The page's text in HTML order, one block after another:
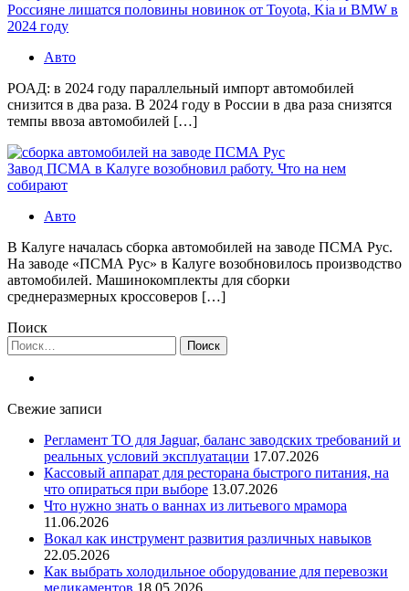
Россияне лишатся половины новинок от Toyota, Kia и BMW в
2024 году
Авто
РОАД: в 2024 году параллельный импорт автомобилей
снизится в два раза. В 2024 году в России в два раза снизятся
темпы ввоза автомобилей […]
Завод ПСМА в Калуге возобновил работу. Что на нем
собирают
Авто
В Калуге началась сборка автомобилей на заводе ПСМА Рус.
На заводе «ПСМА Рус» в Калуге возобновилось производство
автомобилей. Машинокомплекты для сборки
среднеразмерных кроссоверов […]
Поиск
Найти:
Свежие записи
Регламент ТО для Jaguar, баланс заводских требований и
реальных условий эксплуатации 17.07.2026
Кассовый аппарат для ресторана быстрого питания, на
что опираться при выборе 13.07.2026
Что нужно знать о ваннах из литьевого мрамора
11.06.2026
Вокал как инструмент развития различных навыков
22.05.2026
Как выбрать холодильное оборудование для перевозки
медикаментов 18.05.2026